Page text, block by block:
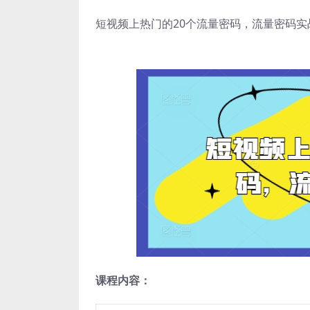
短视频上热门的20个流量密码，流量密码
课程内容：